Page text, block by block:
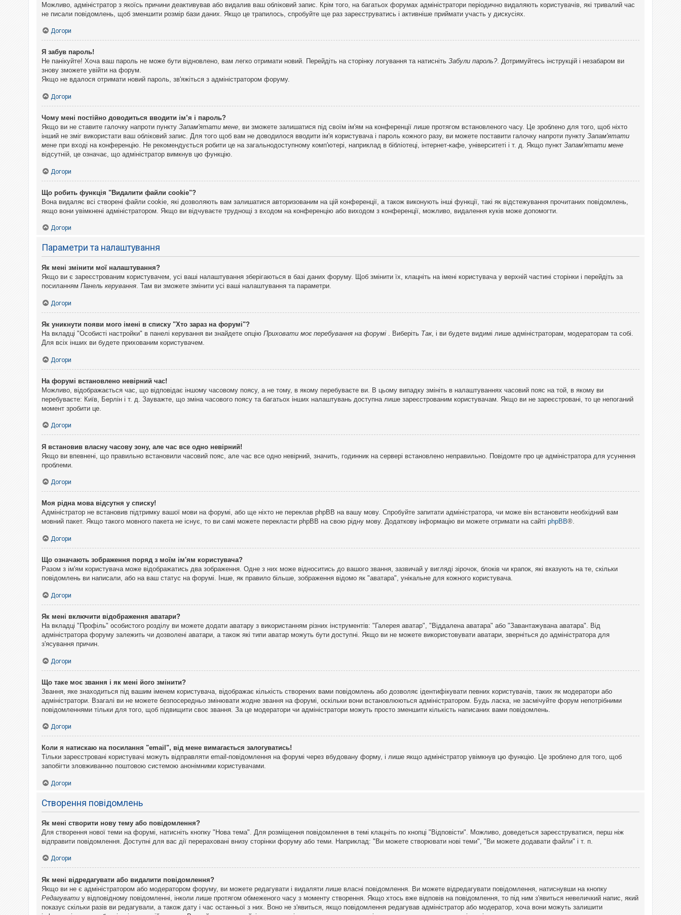
Можливо, адміністратор з якоїсь причини деактивував або видалив ваш обліковий запис. Крім того, на багатьох форумах адміністратори періодично видаляють користувачів, які тривалий час
не писали повідомлень, щоб зменшити розмір бази даних. Якщо це трапилось, спробуйте ще раз зареєструватись і активніше приймати участь у дискусіях.
Догори
Я забув пароль!
Не панікуйте! Хоча ваш пароль не може бути відновлено, вам легко отримати новий. Перейдіть на сторінку логування та натисніть Забули пароль?. Дотримуйтесь інструкцій і незабаром ви
знову зможете увійти на форум.
Якщо не вдалося отримати новий пароль, зв'яжіться з адміністратором форуму.
Догори
Чому мені постійно доводиться вводити ім’я і пароль?
Якщо ви не ставите галочку напроти пункту Запам'ятати мене, ви зможете залишатися під своїм ім'ям на конференції лише протягом встановленого часу. Це зроблено для того, щоб ніхто
інший не зміг використати ваш обліковий запис. Для того щоб вам не доводилося вводити ім'я користувача і пароль кожного разу, ви можете поставити галочку напроти пункту Запам'ятати
мене при вході на конференцію. Не рекомендується робити це на загальнодоступному комп'ютері, наприклад в бібліотеці, інтернет-кафе, університеті і т. д. Якщо пункт Запам'ятати мене
відсутній, це означає, що адміністратор вимкнув цю функцію.
Догори
Що робить функція "Видалити файли cookie"?
Вона видаляє всі створені файли cookie, які дозволяють вам залишатися авторизованим на цій конференції, а також виконують інші функції, такі як відстежування прочитаних повідомлень,
якщо вони увімкнені адміністратором. Якщо ви відчуваєте труднощі з входом на конференцію або виходом з конференції, можливо, видалення куків може допомогти.
Догори
Параметри та налаштування
Як мені змінити мої налаштування?
Якщо ви є зареєстрованим користувачем, усі ваші налаштування зберігаються в базі даних форуму. Щоб змінити їх, клацніть на імені користувача у верхній частині сторінки і перейдіть за
посиланням Панель керування. Там ви зможете змінити усі ваші налаштування та параметри.
Догори
Як уникнути появи мого імені в списку "Хто зараз на форумі"?
На вкладці "Особисті настройки" в панелі керування ви знайдете опцію Приховати моє перебування на форумі . Виберіть Так, і ви будете видимі лише адміністраторам, модераторам та собі.
Для всіх інших ви будете прихованим користувачем.
Догори
На форумі встановлено невірний час!
Можливо, відображається час, що відповідає іншому часовому поясу, а не тому, в якому перебуваєте ви. В цьому випадку змініть в налаштуваннях часовий пояс на той, в якому ви
перебуваєте: Київ, Берлін і т. д. Зауважте, що зміна часового поясу та багатьох інших налаштувань доступна лише зареєстрованим користувачам. Якщо ви не зареєстровані, то це непоганий
момент зробити це.
Догори
Я встановив власну часову зону, але час все одно невірний!
Якщо ви впевнені, що правильно встановили часовий пояс, але час все одно невірний, значить, годинник на сервері встановлено неправильно. Повідомте про це адміністратора для усунення
проблеми.
Догори
Моя рідна мова відсутня у списку!
Адміністратор не встановив підтримку вашої мови на форумі, або ще ніхто не переклав phpBB на вашу мову. Спробуйте запитати адміністратора, чи може він встановити необхідний вам
мовний пакет. Якщо такого мовного пакета не існує, то ви самі можете перекласти phpBB на свою рідну мову. Додаткову інформацію ви можете отримати на сайті phpBB®.
Догори
Що означають зображення поряд з моїм ім'ям користувача?
Разом з ім'ям користувача може відображатись два зображення. Одне з них може відноситись до вашого звання, зазвичай у вигляді зірочок, блоків чи крапок, які вказують на те, скільки
повідомлень ви написали, або на ваш статус на форумі. Інше, як правило більше, зображення відомо як "аватара", унікальне для кожного користувача.
Догори
Як мені включити відображення аватари?
На вкладці "Профіль" особистого розділу ви можете додати аватару з використанням різних інструментів: "Галерея аватар", "Віддалена аватара" або "Завантажувана аватара". Від
адміністратора форуму залежить чи дозволені аватари, а також які типи аватар можуть бути доступні. Якщо ви не можете використовувати аватари, зверніться до адміністратора для
з'ясування причин.
Догори
Що таке моє звання і як мені його змінити?
Звання, яке знаходиться під вашим іменем користувача, відображає кількість створених вами повідомлень або дозволяє ідентифікувати певних користувачів, таких як модератори або
адміністратори. Взагалі ви не можете безпосередньо змінювати жодне звання на форумі, оскільки вони встановлюються адміністратором. Будь ласка, не засмічуйте форум непотрібними
повідомленнями тільки для того, щоб підвищити своє звання. За це модератори чи адміністратори можуть просто зменшити кількість написаних вами повідомлень.
Догори
Коли я натискаю на посилання "email", від мене вимагається залогуватись!
Тільки зареєстровані користувачі можуть відправляти email-повідомлення на форумі через вбудовану форму, і лише якщо адміністратор увімкнув цю функцію. Це зроблено для того, щоб
запобігти зловживанню поштовою системою анонімними користувачами.
Догори
Створення повідомлень
Як мені створити нову тему або повідомлення?
Для створення нової теми на форумі, натисніть кнопку "Нова тема". Для розміщення повідомлення в темі клацніть по кнопці "Відповісти". Можливо, доведеться зареєструватися, перш ніж
відправити повідомлення. Доступні для вас дії перераховані внизу сторінки форуму або теми. Наприклад: "Ви можете створювати нові теми", "Ви можете додавати файли" і т. п.
Догори
Як мені відредагувати або видалити повідомлення?
Якщо ви не є адміністратором або модератором форуму, ви можете редагувати і видаляти лише власні повідомлення. Ви можете відредагувати повідомлення, натиснувши на кнопку
Редагувати у відповідному повідомленні, інколи лише протягом обмеженого часу з моменту створення. Якщо хтось вже відповів на повідомлення, то під ним з'явиться невеличкий напис, який
показує скільки разів ви редагували, а також дату і час останньої з них. Воно не з'явиться, якщо повідомлення редагував адміністратор або модератор, хоча вони можуть залишити